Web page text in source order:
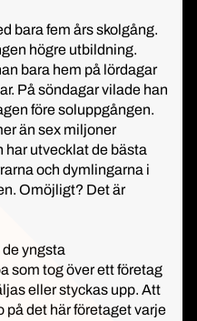
bara fem års skolgång.
högre utbildning.
bara hem på lördagar
På söndagar vilade han
före soluppgången.
än sex miljoner
har utvecklat de bästa
och dymlingarna i
Omöjligt? Det är
de yngsta
som tog över ett företag
eller styckas upp. Att
på det här företaget varje